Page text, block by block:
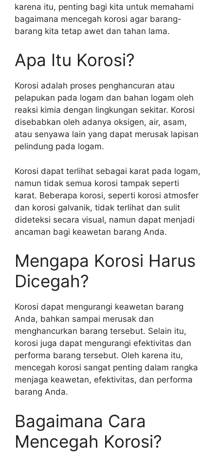
karena itu, penting bagi kita untuk memahami
bagaimana mencegah korosi agar barang-
barang kita tetap awet dan tahan lama.
Apa Itu Korosi?
Korosi adalah proses penghancuran atau
pelapukan pada logam dan bahan logam oleh
reaksi kimia dengan lingkungan sekitar. Korosi
disebabkan oleh adanya oksigen, air, asam,
atau senyawa lain yang dapat merusak lapisan
pelindung pada logam.
Korosi dapat terlihat sebagai karat pada logam,
namun tidak semua korosi tampak seperti
karat. Beberapa korosi, seperti korosi atmosfer
dan korosi galvanik, tidak terlihat dan sulit
dideteksi secara visual, namun dapat menjadi
ancaman bagi keawetan barang Anda.
Mengapa Korosi Harus
Dicegah?
Korosi dapat mengurangi keawetan barang
Anda, bahkan sampai merusak dan
menghancurkan barang tersebut. Selain itu,
korosi juga dapat mengurangi efektivitas dan
performa barang tersebut. Oleh karena itu,
mencegah korosi sangat penting dalam rangka
menjaga keawetan, efektivitas, dan performa
barang Anda.
Bagaimana Cara
Mencegah Korosi?